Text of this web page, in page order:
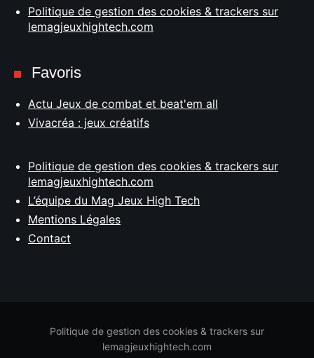
Politique de gestion des cookies & trackers sur
lemagjeuxhightech.com
Favoris
Actu Jeux de combat et beat'em all
Vivacréa : jeux créatifs
Politique de gestion des cookies & trackers sur
lemagjeuxhightech.com
L’équipe du Mag Jeux High Tech
Mentions Légales
Contact
Politique de gestion des cookies & trackers sur
lemagjeuxhightech.com